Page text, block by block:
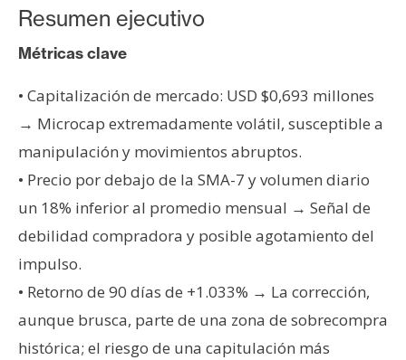
a
e
m
R
c
u
r
s
Resumen ejecutivo
Métricas clave
• Capitalización de mercado: USD $0,693 millones
→ Microcap extremadamente volátil, susceptible a
manipulación y movimientos abruptos.
• Precio por debajo de la SMA-7 y volumen diario
un 18% inferior al promedio mensual → Señal de
debilidad compradora y posible agotamiento del
impulso.
• Retorno de 90 días de +1.033% → La corrección,
aunque brusca, parte de una zona de sobrecompra
histórica; el riesgo de una capitulación más